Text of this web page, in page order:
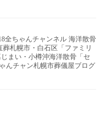
全ちゃんチャンネル 海洋散骨
札幌市・白石区「ファミリ
まい・小樽沖海洋散骨「セ
んチャン札幌市葬儀屋ブログ